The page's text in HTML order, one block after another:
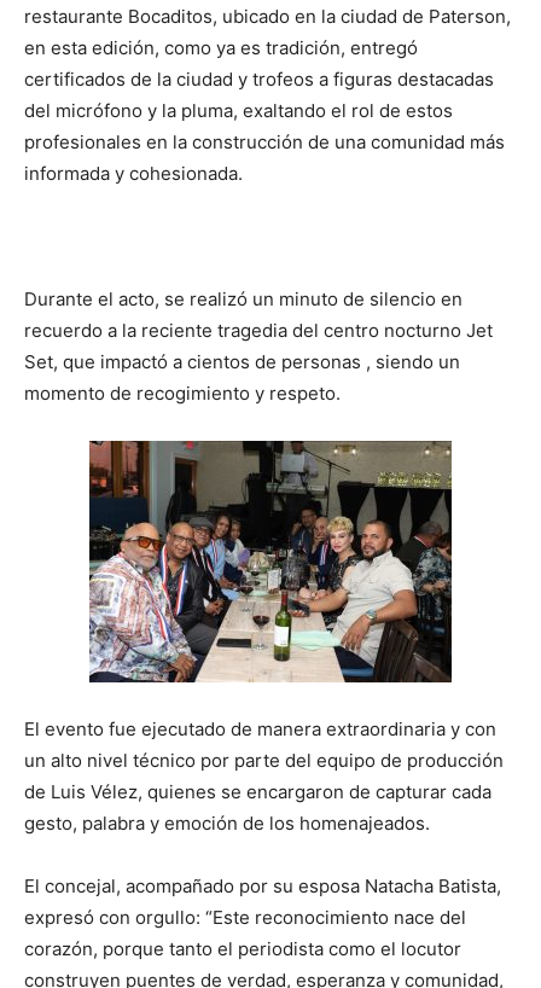
restaurante Bocaditos, ubicado en la ciudad de Paterson,
en esta edición, como ya es tradición, entregó
certificados de la ciudad y trofeos a figuras destacadas
del micrófono y la pluma, exaltando el rol de estos
profesionales en la construcción de una comunidad más
informada y cohesionada.
Durante el acto, se realizó un minuto de silencio en
recuerdo a la reciente tragedia del centro nocturno Jet
Set, que impactó a cientos de personas , siendo un
momento de recogimiento y respeto.
El evento fue ejecutado de manera extraordinaria y con
un alto nivel técnico por parte del equipo de producción
de Luis Vélez, quienes se encargaron de capturar cada
gesto, palabra y emoción de los homenajeados.
El concejal, acompañado por su esposa Natacha Batista,
expresó con orgullo: “Este reconocimiento nace del
corazón, porque tanto el periodista como el locutor
construyen puentes de verdad, esperanza y comunidad,